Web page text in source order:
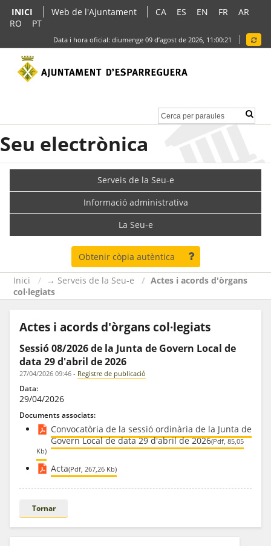
INICI Web de l'Ajuntament CA ES EN FR
AR
RO
PT
Data i hora oficial: diumenge 09 d’agost de 2026, 11:00:21
Seu electrònica
Serveis de la Seu-e
Informació administrativa
La Seu-e
Obtenir còpia autèntica
Inici → Serveis de la Seu-e
Actes i acords d'òrgans
col·legiats
Actes i acords d'òrgans col·legiats
Sessió 08/2026 de la Junta de Govern Local de
data 29 d'abril de 2026
27/04/2026 09:46 - Registre de publicació
Data:
29/04/2026
Documents associats:
Convocatòria de la sessió ordinària de la Junta de
Govern Local de data 29 d'abril de 2026(Pdf, 85,05
Kb)
Acta(Pdf, 267,26 Kb)
Tornar